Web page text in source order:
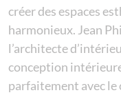
créer des espaces
harmonieux. Jean
l’architecte
conception
parfaitement avec